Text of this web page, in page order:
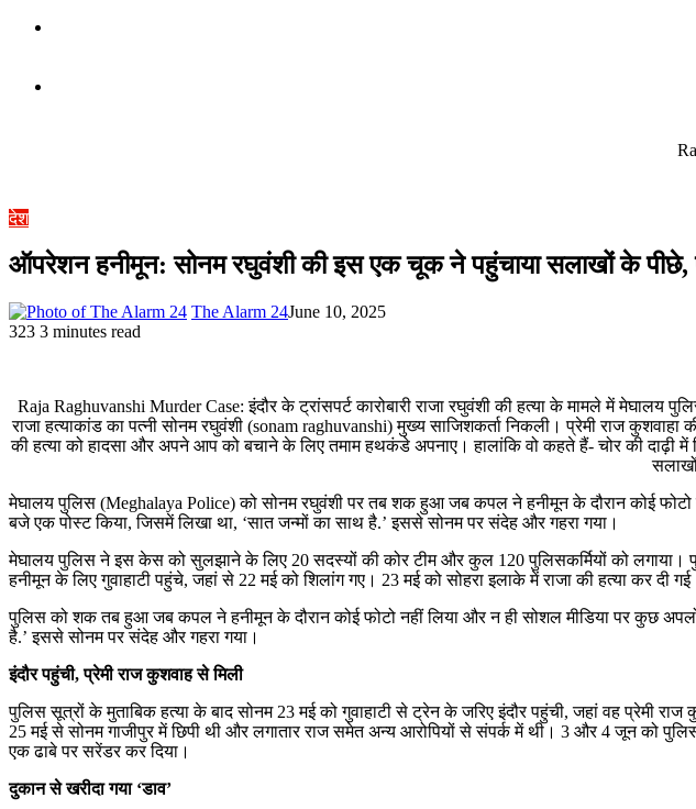
देश
ऑपरेशन हनीमून: सोनम रघुवंशी की इस एक चूक ने पहुंचाया सलाखों के पीछे,
The Alarm 24June 10, 2025
323 3 minutes read
Raja Raghuvanshi Murder Case: इंदौर के ट्रांसपर्ट कारोबारी राजा रघुवंशी की हत्या के मामले में
राजा हत्याकांड का पत्नी सोनम रघुवंशी (sonam raghuvanshi) मुख्य साजिशकर्ता निकली। प्रेमी राज
की हत्या को हादसा और अपने आप को बचाने के लिए तमाम हथकंडे अपनाए। हालांकि वो कहते हैं- चोर की
मेघालय पुलिस (Meghalaya Police) को सोनम रघुवंशी पर तब शक हुआ जब कपल ने हनीमून के दौरान कोई
बजे एक पोस्ट किया, जिसमें लिखा था, ‘सात जन्मों का साथ है.’ इससे सोनम पर संदेह और गहरा गया।
मेघालय पुलिस ने इस केस को सुलझाने के लिए 20 सदस्यों की कोर टीम और कुल 120 पुलिसकर्मियों को लगाया।
हनीमून के लिए गुवाहाटी पहुंचे, जहां से 22 मई को शिलांग गए। 23 मई को सोहरा इलाके में राजा की हत्या कर
पुलिस को शक तब हुआ जब कपल ने हनीमून के दौरान कोई फोटो नहीं लिया और न ही सोशल मीडिया पर कुछ
है.’ इससे सोनम पर संदेह और गहरा गया।
इंदौर पहुंची, प्रेमी राज कुशवाह से मिली
पुलिस सूत्रों के मुताबिक हत्या के बाद सोनम 23 मई को गुवाहाटी से ट्रेन के जरिए इंदौर पहुंची, जहां वह प्रेमी
25 मई से सोनम गाजीपुर में छिपी थी और लगातार राज समेत अन्य आरोपियों से संपर्क में थी। 3 और 4 जून को
एक ढाबे पर सरेंडर कर दिया।
दुकान से खरीदा गया ‘डाव’